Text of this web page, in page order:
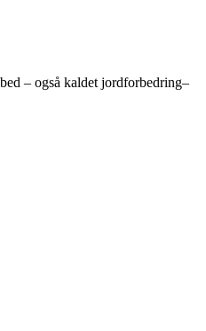
– også kaldet jordforbedring–